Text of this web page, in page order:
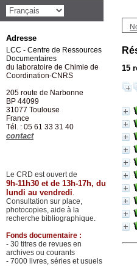
15
Adresse
LCC - Centre de Ressources
Documentaires
du laboratoire de Chimie de
Coordination-CNRS
205 route de Narbonne
BP 44099
31077 Toulouse
France
Tél. : 05 61 33 31 40
contact
Le CRD est ouvert de
9h-11h30 et de 13h-17h, du
lundi au vendredi.
Consultation sur place,
photocopies, aide à la
recherche bibliographique.
Fonds documentaire :
- 30 titres de revues en
archives ou courants
- 7000 livres, séries et usuels